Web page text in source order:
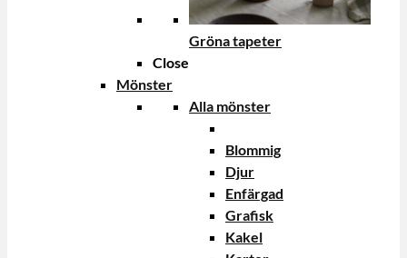
Gröna tapeter
Close
Mönster
Alla mönster
Blommig
Djur
Enfärgad
Grafisk
Kakel